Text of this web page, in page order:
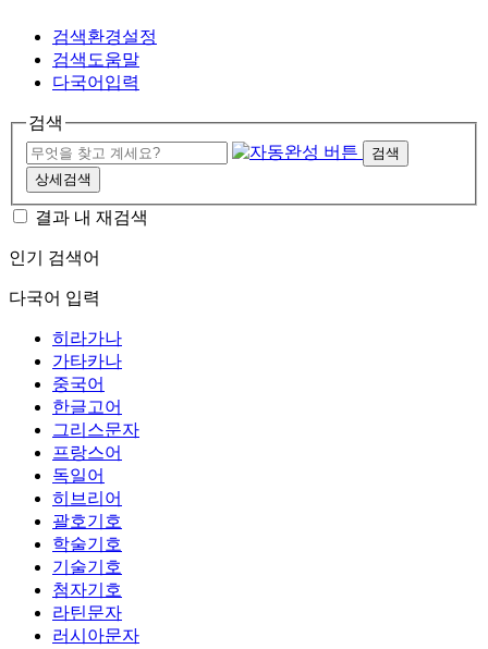
검색환경설정
검색도움말
다국어입력
검색
검색
상세검색
결과 내 재검색
인기 검색어
다국어 입력
히라가나
가타카나
중국어
한글고어
그리스문자
프랑스어
독일어
히브리어
괄호기호
학술기호
기술기호
첨자기호
라틴문자
러시아문자